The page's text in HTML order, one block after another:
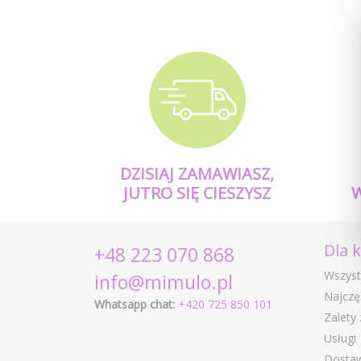
DZISIAJ ZAMAWIASZ,
JUTRO SIĘ CIESZYSZ
+48 223 070 868
info@mimulo.pl
Whatsapp chat: +420 725 850 101
Dla
Zalety
Usługi